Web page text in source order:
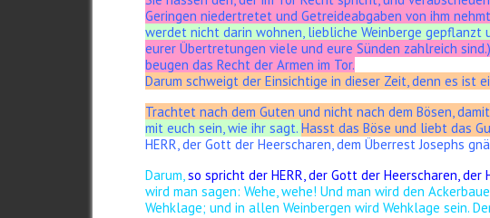
Geringen niedertretet und Getreideabgaben von ihm
werdet nicht darin wohnen, liebliche Weinberge gepflanzt
eurer Übertretungen viele und eure Sünden zahlreich
beugen das Recht der Armen im Tor.
Darum schweigt der Einsichtige in dieser Zeit, denn es ist
Trachtet nach dem Guten und nicht nach dem Bösen,
mit euch sein, wie ihr sagt.Hasst das Böse und liebt das
HERR, der Gott der Heerscharen, dem Überrest Josephs
Darum, so spricht der HERR, der Gott der Heerscharen, der
wird man sagen: Wehe, wehe! Und man wird den
Wehklage;und in allen Weinbergen wird Wehklage sein.